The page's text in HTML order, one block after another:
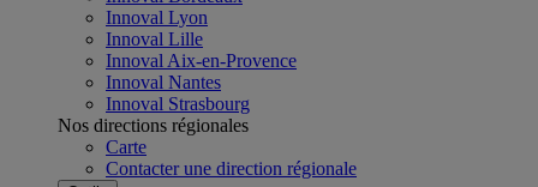
Innoval Lyon
Innoval Lille
Innoval Aix-en-Provence
Innoval Nantes
Innoval Strasbourg
Nos directions régionales
Carte
Contacter une direction régionale